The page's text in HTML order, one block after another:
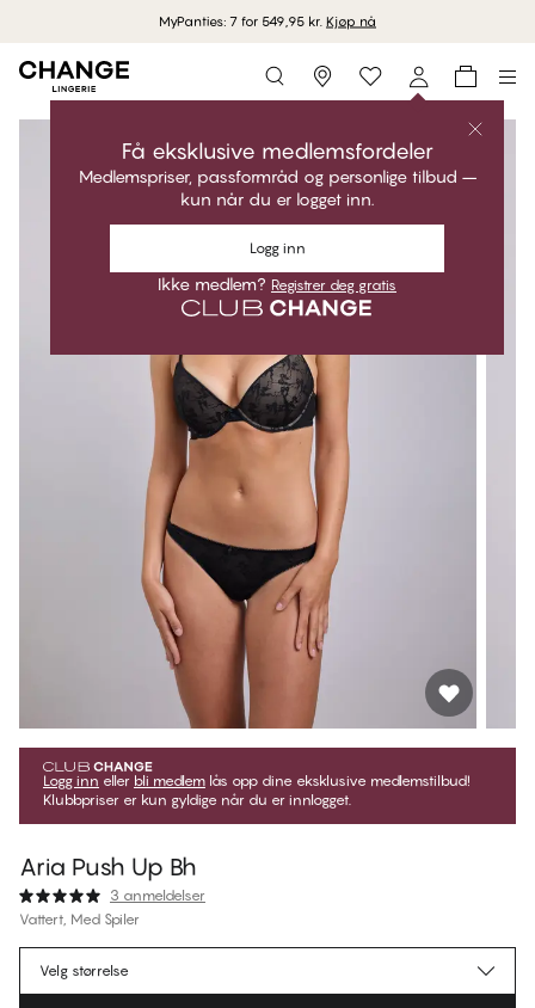
MyPanties: 7 for 549,95 kr. Kjøp nå
Storefinder
Få eksklusive medlemsfordeler
Medlemspriser, passformråd og personlige tilbud –
kun når du er logget inn.
Logg inn
Ikke medlem? Registrer deg gratis
Logg inn eller bli medlem lås opp dine eksklusive medlemstilbud!
Klubbpriser er kun gyldige når du er innlogget.
Aria Push Up Bh
3 anmeldelser
Vattert, Med Spiler
kr 549,95Ordinær pris
Velg størrelse